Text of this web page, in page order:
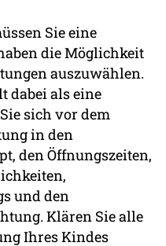
Sie eine
die Möglichkeit
auszuwählen.
dabei als eine
sich vor dem
in den
den Öffnungszeiten,
und den
Klären Sie alle
Ihres Kindes